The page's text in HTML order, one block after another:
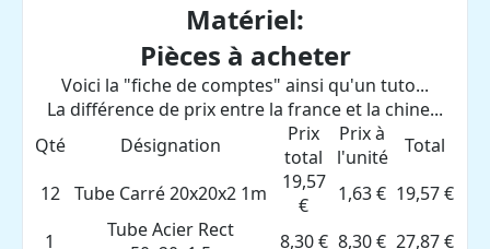
Matériel:
Pièces à acheter
Voici la "fiche de comptes" ainsi qu'un tuto...
La différence de prix entre la france et la chine...
Qté
Désignation
Prix
total
Prix à
l'unité
Total
12
Tube Carré 20x20x2 1m
19,57
€
1,63 € 19,57 €
1
Tube Acier Rect
8,30 € 8,30 € 27,87 €